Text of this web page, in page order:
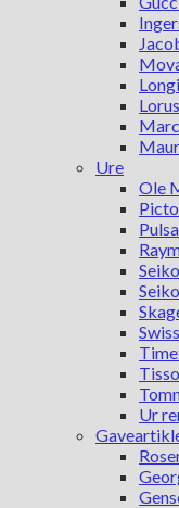
Lorus
Ure
Ole
Picto
Seiko
Ur